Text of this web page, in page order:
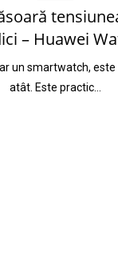
– Huawei
un smartwatch,
atât. Este practic…